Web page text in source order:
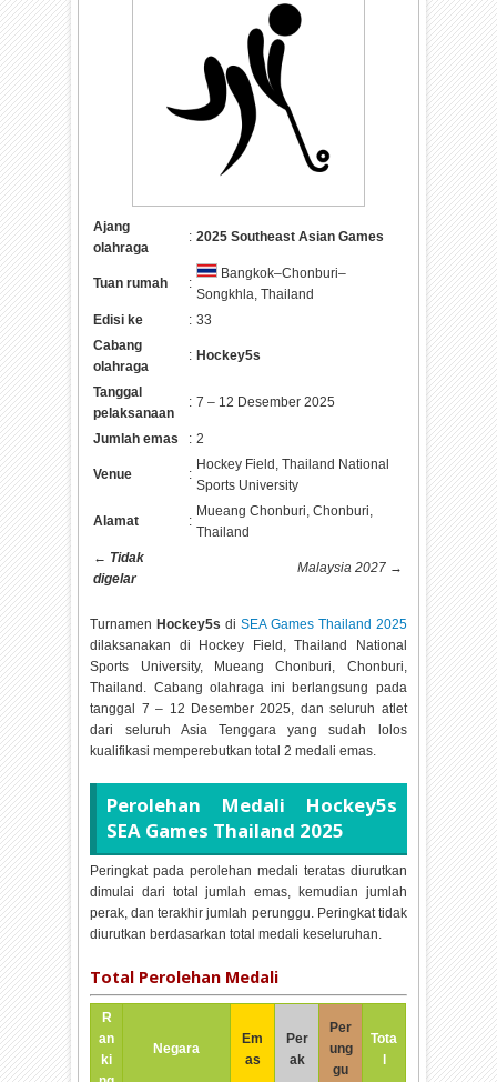
Ajang
olahraga
: 2025 Southeast Asian Games
Tuan rumah :
Bangkok–Chonburi–
Songkhla, Thailand
Edisi ke
: 33
Cabang
olahraga
: Hockey5s
Tanggal
pelaksanaan
: 7 – 12 Desember 2025
Jumlah emas : 2
Venue :
Hockey Field, Thailand National
Sports University
Alamat :
Mueang Chonburi, Chonburi,
Thailand
← Tidak
digelar
Malaysia 2027 →
Turnamen Hockey5s di SEA Games Thailand 2025
dilaksanakan di
Hockey Field, Thailand National
Sports University, Mueang Chonburi, Chonburi,
Thailand. Cabang olahraga ini berlangsung pada
tanggal 7 – 12 Desember 2025, dan seluruh atlet
dari seluruh Asia Tenggara yang sudah lolos
kualifikasi memperebutkan total2 medali emas.
Perolehan Medali Hockey5s
SEA Games Thailand 2025
Peringkat pada perolehan medali teratas diurutkan
dimulai dari total jumlah emas, kemudian jumlah
perak, dan terakhir jumlah perunggu. Peringkat tidak
diurutkan berdasarkan total medali keseluruhan.
Total Perolehan Medali
R
an
ki
Negara
Em
as
Per
ak
Per
ung
gu
Tota
l